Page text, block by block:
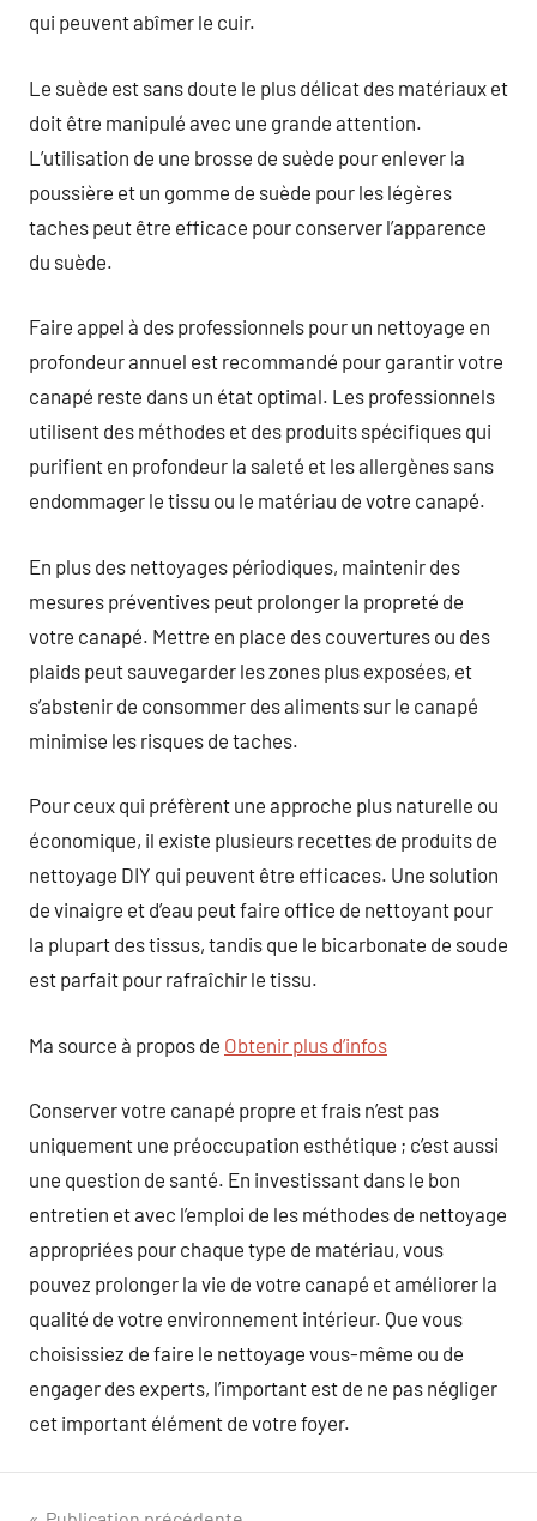
qui peuvent abîmer le cuir.
Le suède est sans doute le plus délicat des matériaux et
doit être manipulé avec une grande attention.
L’utilisation de une brosse de suède pour enlever la
poussière et un gomme de suède pour les légères
taches peut être efficace pour conserver l’apparence
du suède.
Faire appel à des professionnels pour un nettoyage en
profondeur annuel est recommandé pour garantir votre
canapé reste dans un état optimal. Les professionnels
utilisent des méthodes et des produits spécifiques qui
purifient en profondeur la saleté et les allergènes sans
endommager le tissu ou le matériau de votre canapé.
En plus des nettoyages périodiques, maintenir des
mesures préventives peut prolonger la propreté de
votre canapé. Mettre en place des couvertures ou des
plaids peut sauvegarder les zones plus exposées, et
s’abstenir de consommer des aliments sur le canapé
minimise les risques de taches.
Pour ceux qui préfèrent une approche plus naturelle ou
économique, il existe plusieurs recettes de produits de
nettoyage DIY qui peuvent être efficaces. Une solution
de vinaigre et d’eau peut faire office de nettoyant pour
la plupart des tissus, tandis que le bicarbonate de soude
est parfait pour rafraîchir le tissu.
Ma source à propos de Obtenir plus d’infos
Conserver votre canapé propre et frais n’est pas
uniquement une préoccupation esthétique ; c’est aussi
une question de santé. En investissant dans le bon
entretien et avec l’emploi de les méthodes de nettoyage
appropriées pour chaque type de matériau, vous
pouvez prolonger la vie de votre canapé et améliorer la
qualité de votre environnement intérieur. Que vous
choisissiez de faire le nettoyage vous-même ou de
engager des experts, l’important est de ne pas négliger
cet important élément de votre foyer.